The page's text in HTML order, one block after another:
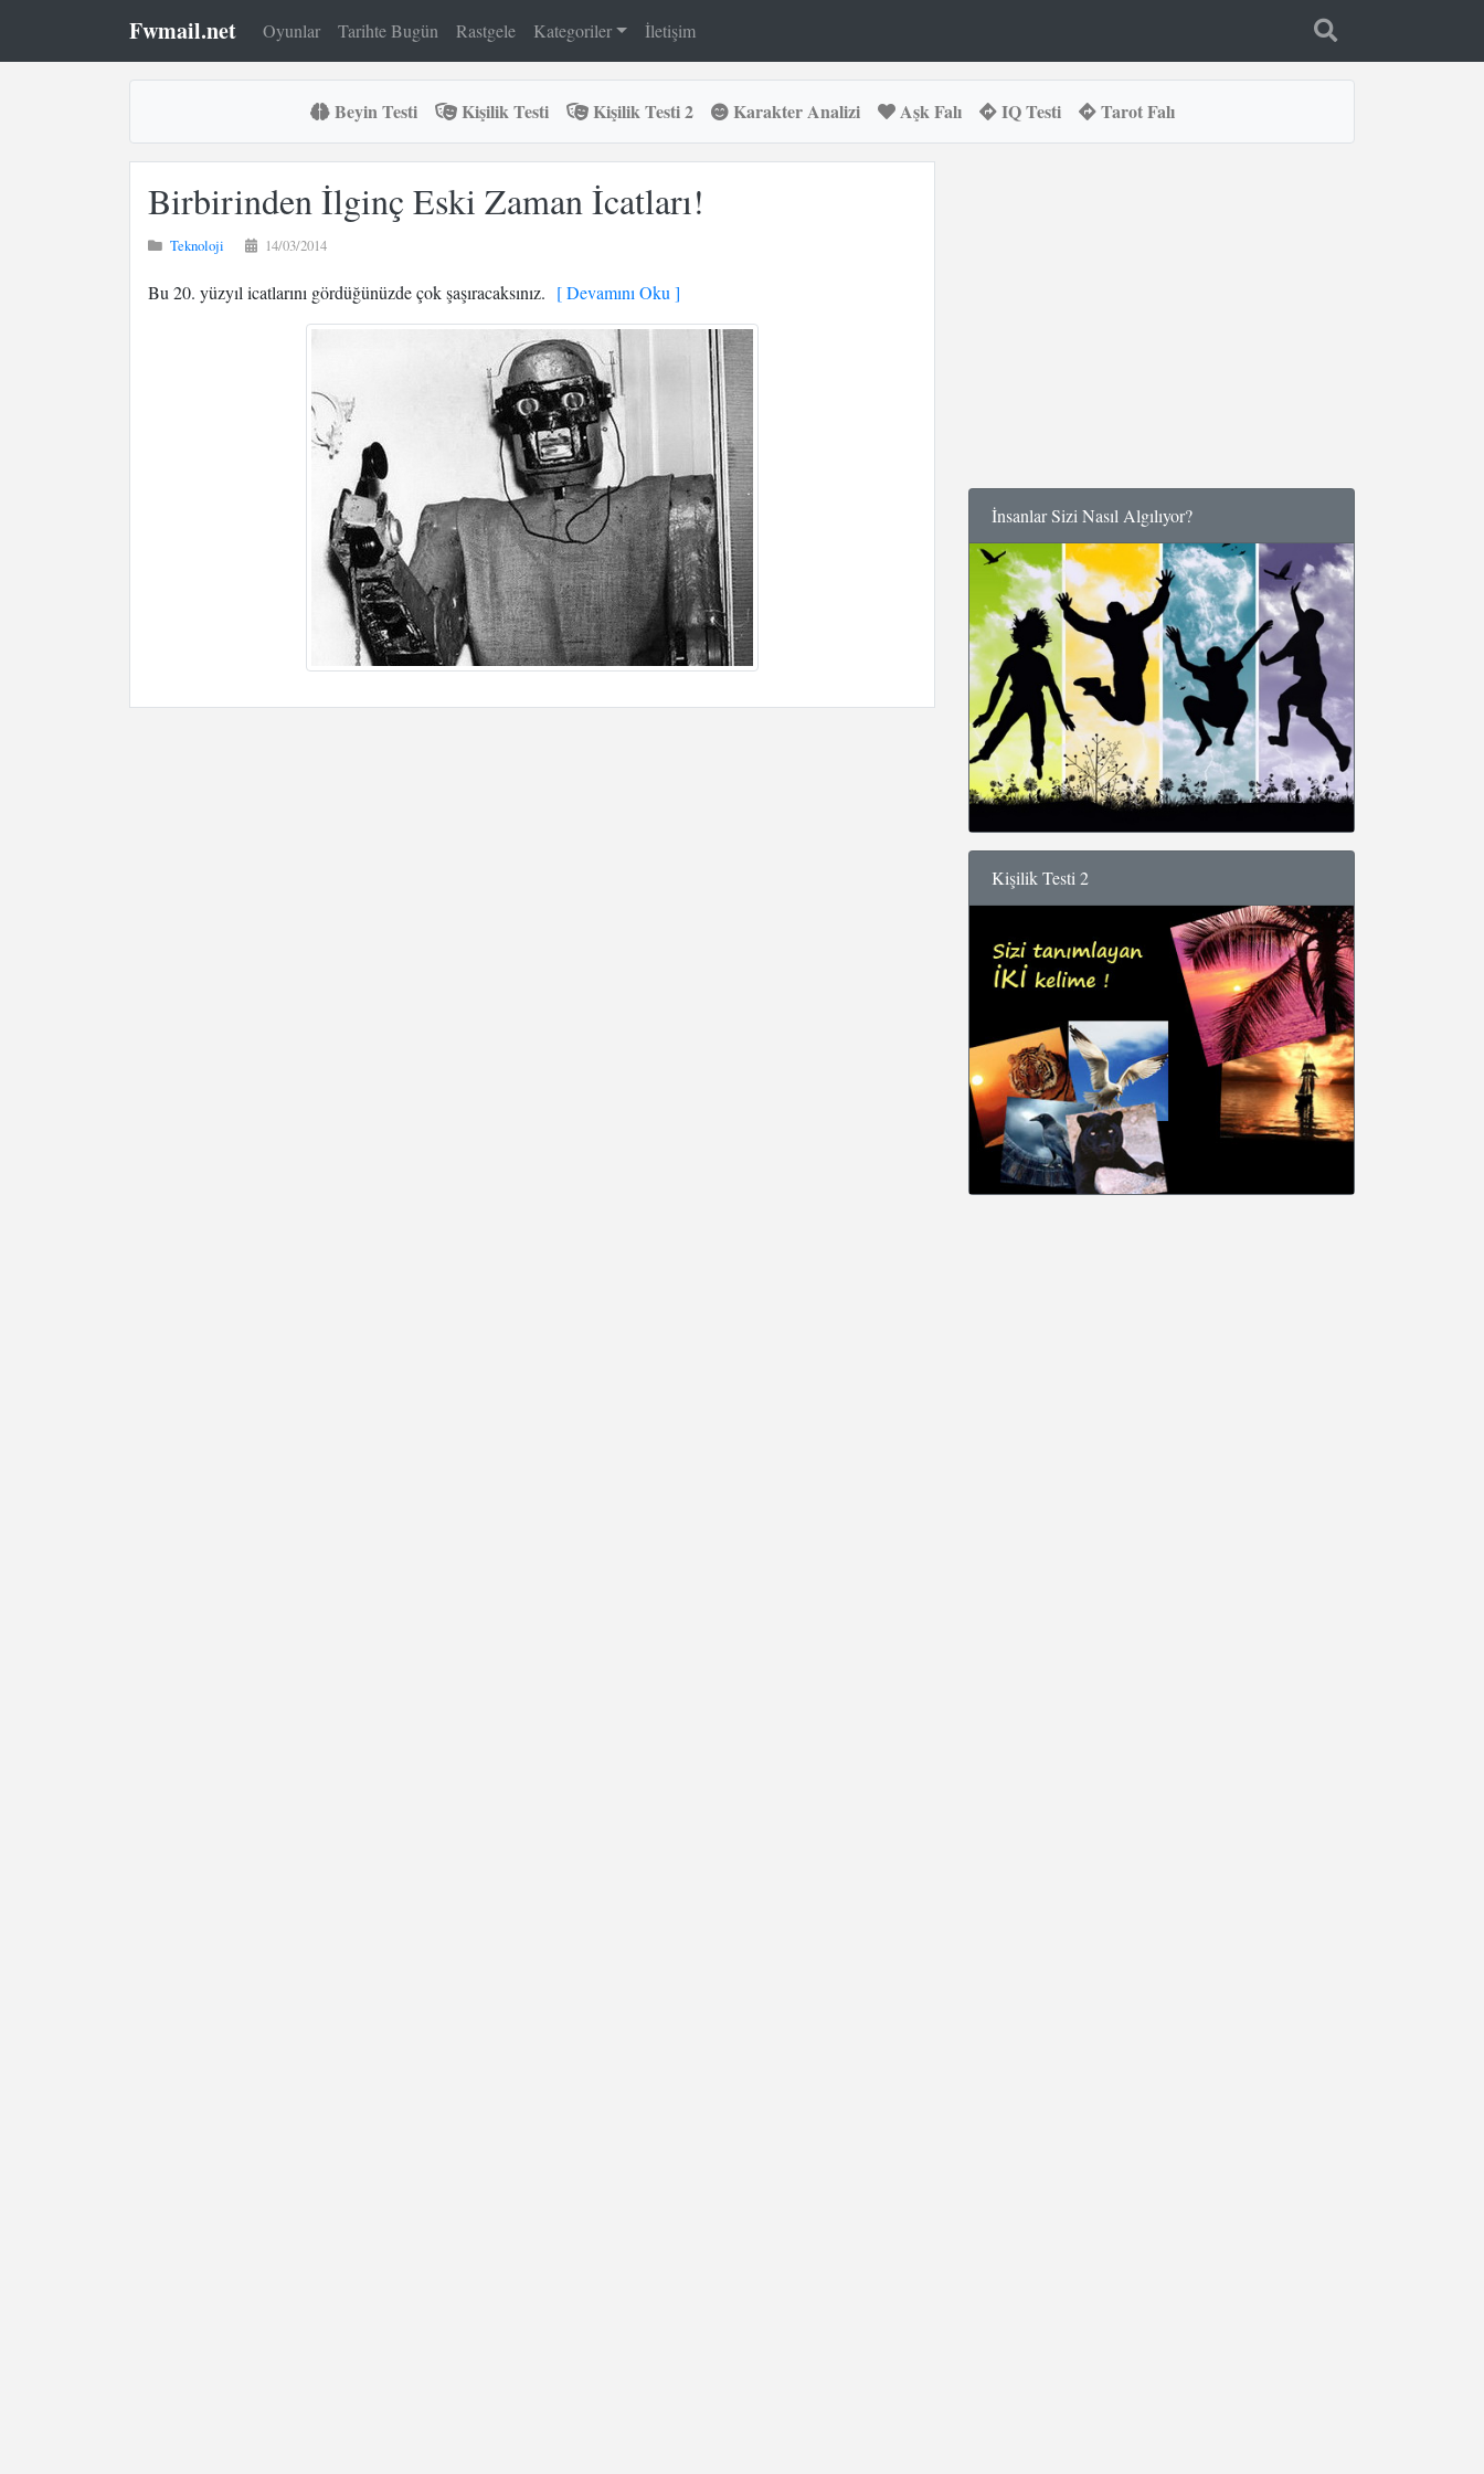
Fwmail.net Oyunlar Tarihte Bugün Rastgele Kategoriler İletişim
Beyin Testi Kişilik Testi Kişilik Testi 2 Karakter Analizi Aşk Falı IQ Testi Tarot Falı
Birbirinden İlginç Eski Zaman İcatları!
Teknoloji 14/03/2014
Bu 20. yüzyıl icatlarını gördüğünüzde çok şaşıracaksınız. [ Devamını Oku ]
İnsanlar Sizi Nasıl Algılıyor?
Kişilik Testi 2